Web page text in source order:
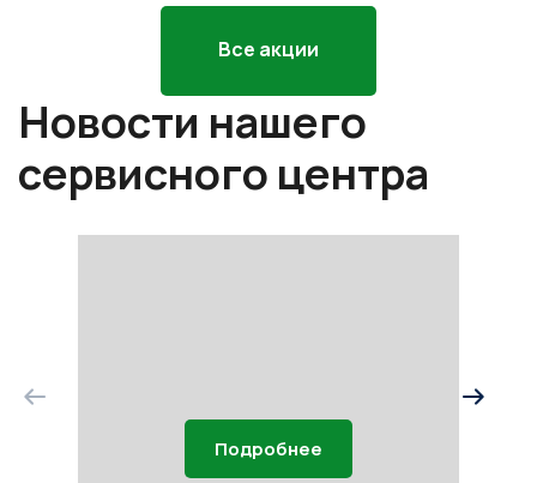
Все акции
Новости нашего
сервисного центра
Подробнее